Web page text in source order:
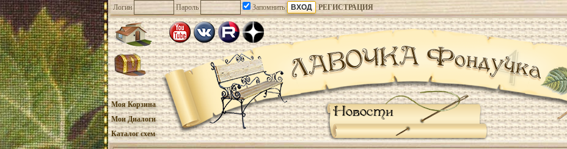
Логин Пароль Запомнить РЕГИСТРАЦИЯ
Новости
Моя Корзина
Мои Диалоги
Каталог схем